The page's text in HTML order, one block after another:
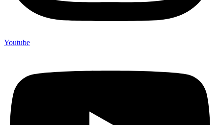
Youtube